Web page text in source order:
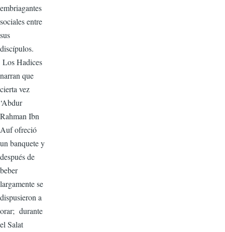
embriagantes
sociales entre
sus
discípulos.
Los Hadices
narran que
cierta vez
‘Abdur
Rahman Ibn
Auf ofreció
un banquete y
después de
beber
largamente se
dispusieron a
orar; durante
el Salat